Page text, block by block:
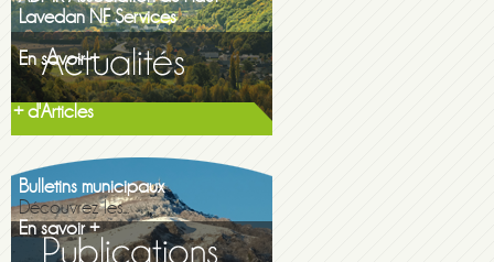
Maison de la famille itinerante
2026
En savoir +
Lavedan NF Services
En savoir +
+ d'Articles
Bulletins municipaux
Découvrez les...
En savoir +